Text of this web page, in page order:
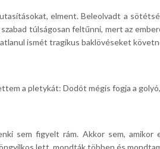
elment. Beleolvadt a
túlságosan feltűnni, mert az
ismét tragikus baklövéseket
a pletykát: Dodót mégis fogja a
sem figyelt rám. Akkor sem, amikor
lett, mondták többen és